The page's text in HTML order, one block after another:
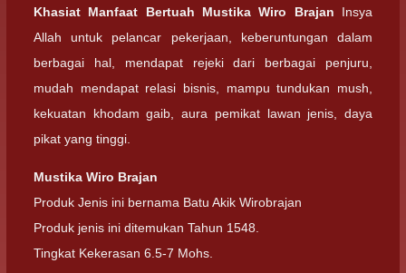
Khasiat Manfaat Bertuah Mustika Wiro Brajan Insya
Allah untuk pelancar pekerjaan, keberuntungan dalam
berbagai hal, mendapat rejeki dari berbagai penjuru,
mudah mendapat relasi bisnis, mampu tundukan mush,
kekuatan khodam gaib, aura pemikat lawan jenis, daya
pikat yang tinggi.
Mustika Wiro Brajan
Produk Jenis ini bernama Batu Akik Wirobrajan
Produk jenis ini ditemukan Tahun 1548.
Tingkat Kekerasan 6.5-7 Mohs.